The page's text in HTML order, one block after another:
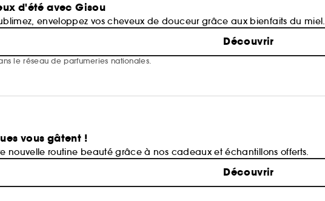
d'été avec Gisou
enveloppez vos cheveux de douceur grâce aux bienfaits du miel.
Découvrir
le réseau de parfumeries nationales.
vous gâtent !
nouvelle routine beauté grâce à nos cadeaux et échantillons offerts.
Découvrir